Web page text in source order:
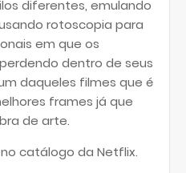
diferentes, emulando
rotoscopia para
em que os
dentro de seus
daqueles filmes que é
frames já que
de arte.
catálogo da Netflix.